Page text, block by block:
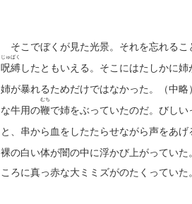
そこでぼくが見た光景。それを忘れる
呪縛
じゅばく
したともいえる。そこにはたしかに
姉が暴れるためだけではなかった。（中
な牛用の鞭
むち
で姉をぶっていたのだ。びし
と、串から血をしたたらせながら声をあ
裸の白い体が闇の中に浮かび上がっていた
ころに真っ赤な大ミミズがのたくっていた。